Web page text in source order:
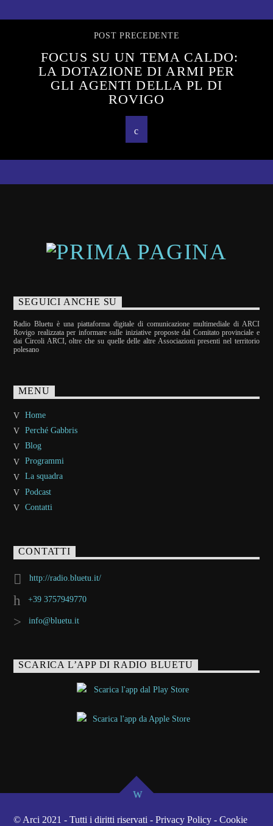
POST PRECEDENTE
FOCUS SU UN TEMA CALDO:
LA DOTAZIONE DI ARMI PER
GLI AGENTI DELLA PL DI
ROVIGO
SEGUICI ANCHE SU
Radio Bluetu è una piattaforma digitale di comunicazione multimediale di ARCI
Rovigo realizzata per informare sulle iniziative proposte dal Comitato provinciale e
dai Circoli ARCI, oltre che su quelle delle altre Associazioni presenti nel territorio
polesano
MENU
Home
Perché Gabbris
Blog
Programmi
La squadra
Podcast
Contatti
CONTATTI
http://radio.bluetu.it/
+39 3757949770
info@bluetu.it
SCARICA L’APP DI RADIO BLUETU
© Arci 2021 - Tutti i diritti riservati - Privacy Policy - Cookie